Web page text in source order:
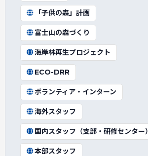
「子供の森」計画
富士山の森づくり
海岸林再生プロジェクト
ECO-DRR
ボランティア・インターン
海外スタッフ
国内スタッフ（支部・研修センター）
本部スタッフ